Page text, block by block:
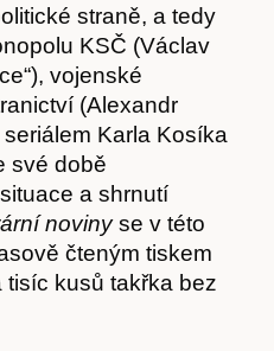
straně, a tedy
KSČ (Václav
vojenské
(Alexandr
Karla Kosíka
své době
a shrnutí
novinyse v této
čteným tiskem
tisíc kusů takřka bez